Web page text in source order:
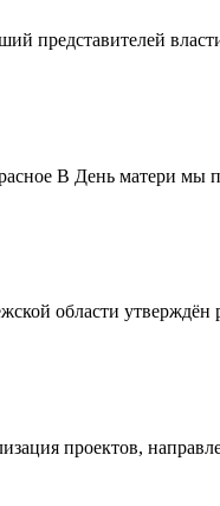
представителей
В День матери мы
области
проектов,